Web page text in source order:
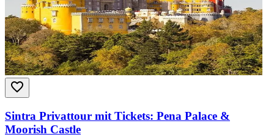
Sintra Privattour mit Tickets: Pena Palace &
Moorish Castle